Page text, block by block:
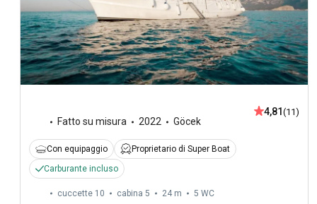
Fatto su misura 2022 Göcek
4,81 (11)
Con equipaggio
Proprietario di Super Boat
Carburante incluso
cuccette 10 cabina 5 24 m 5 WC